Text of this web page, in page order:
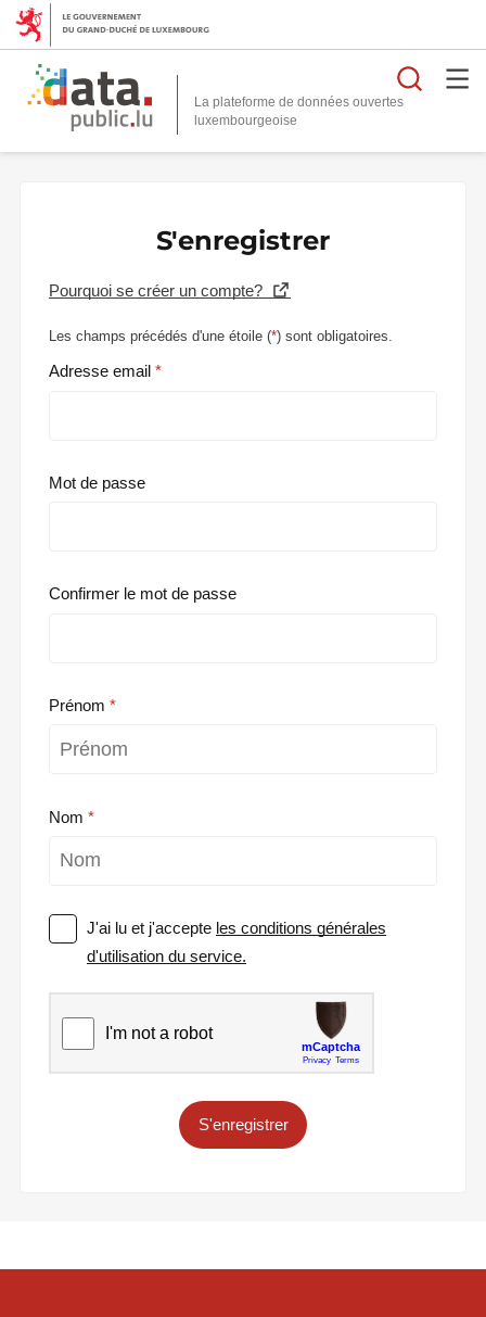
La plateforme de données ouvertes
S'enregistrer
Pourquoi se créer un compte?
Les champs précédés d'une étoile (*) sont obligatoires.
Adresse email
Mot de passe
Confirmer le mot de passe
Prénom
Nom
J'ai lu et j'accepte les conditions générales
d'utilisation du service.
S'enregistrer